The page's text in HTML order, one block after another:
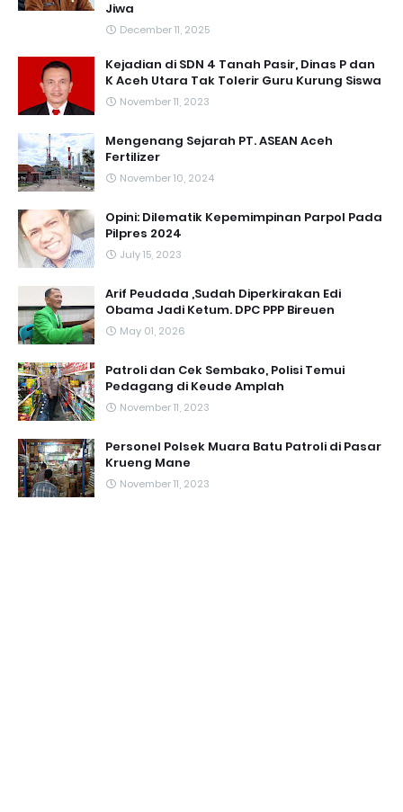
Jiwa
December 11, 2025
Kejadian di SDN 4 Tanah Pasir, Dinas P dan
K Aceh Utara Tak Tolerir Guru Kurung Siswa
November 11, 2023
Mengenang Sejarah PT. ASEAN Aceh
Fertilizer
November 10, 2024
Opini: Dilematik Kepemimpinan Parpol Pada
Pilpres 2024
July 15, 2023
Arif Peudada ,Sudah Diperkirakan Edi
Obama Jadi Ketum. DPC PPP Bireuen
May 01, 2026
Patroli dan Cek Sembako, Polisi Temui
Pedagang di Keude Amplah
November 11, 2023
Personel Polsek Muara Batu Patroli di Pasar
Krueng Mane
November 11, 2023